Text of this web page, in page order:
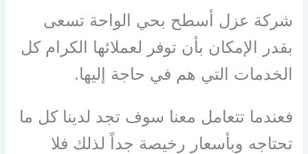
شركة عزل أسطح بحي الواحة تسعى
بقدر الإمكان بأن توفر لعملائها الكرام كل
الخدمات التي هم في حاجة إليها.
فعندما تتعامل معنا سوف تجد لدينا كل ما
تحتاجه وبأسعار رخيصة جداً لذلك فلا